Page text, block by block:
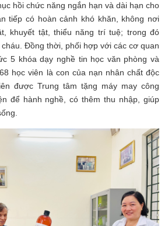
hồi chức năng ngắn hạn và dài hạn cho
tiếp có hoàn cảnh khó khăn, không nơi
khuyết tật, thiểu năng trí tuệ; trong đó
Đồng thời, phối hợp với các cơ quan
5 khóa dạy nghề tin học văn phòng và
học viên là con của nạn nhân chất độc
được Trung tâm tặng máy may công
để hành nghề, có thêm thu nhập, giúp